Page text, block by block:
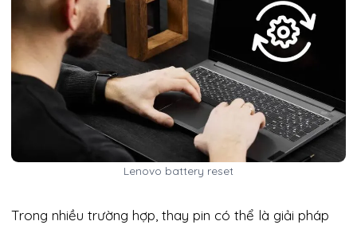
Lenovo battery reset
Trong nhiều trường hợp, thay pin có thể là giải pháp